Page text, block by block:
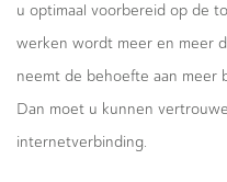
u optimaal voorbereid op de
werken wordt meer en meer
neemt de behoefte aan meer
Dan moet u kunnen
internetverbinding.